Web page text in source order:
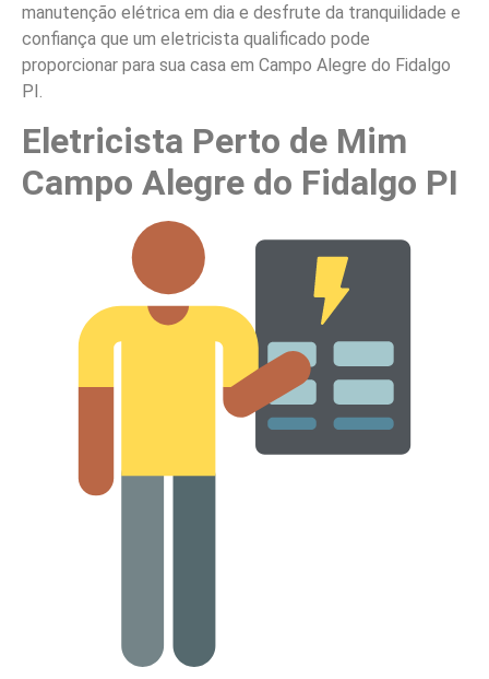
manutenção elétrica em dia e desfrute da tranquilidade e
confiança que um eletricista qualificado pode
proporcionar para sua casa em Campo Alegre do Fidalgo
PI.
Eletricista Perto de Mim
Campo Alegre do Fidalgo PI